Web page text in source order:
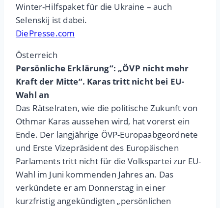
Winter-Hilfspaket für die Ukraine – auch
Selenskij ist dabei.
DiePresse.com
Österreich
Persönliche Erklärung“: „ÖVP nicht mehr
Kraft der Mitte“. Karas tritt nicht bei EU-
Wahl an
Das Rätselraten, wie die politische Zukunft von
Othmar Karas aussehen wird, hat vorerst ein
Ende. Der langjährige ÖVP-Europaabgeordnete
und Erste Vizepräsident des Europäischen
Parlaments tritt nicht für die Volkspartei zur EU-
Wahl im Juni kommenden Jahres an. Das
verkündete er am Donnerstag in einer
kurzfristig angekündigten „persönlichen